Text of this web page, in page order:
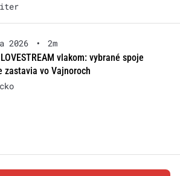
2026 •
2m
vlakom: vybrané spoje
zastavia vo Vajnoroch